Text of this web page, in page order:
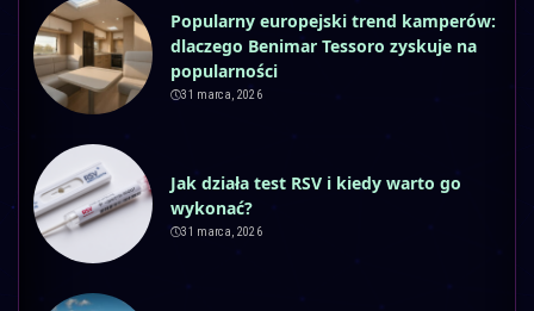
Popularny europejski trend kamperów:
dlaczego Benimar Tessoro zyskuje na
popularności
31 marca, 2026
Jak działa test RSV i kiedy warto go
wykonać?
31 marca, 2026